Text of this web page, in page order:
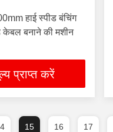
हाई स्पीड बंचिंग
केबल बनाने की मशीन
प्राप्त करें
15 16 17